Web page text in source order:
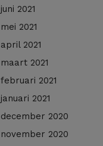
juni 2021
mei 2021
april 2021
maart 2021
februari 2021
januari 2021
december 2020
november 2020